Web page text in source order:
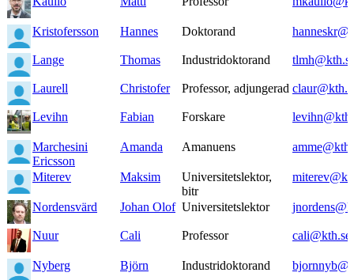
Kristofersson Hannes Doktorand
Lange Thomas Industridoktorand
Laurell Christofer Professor, adjungerad
Levihn Fabian Forskare
Marchesini
Ericsson
Amanda Amanuens
Miterev Maksim
Universitetslektor,
bitr
Nordensvärd Johan Olof Universitetslektor
Nuur Cali Professor cali@kth.se
Nyberg Björn Industridoktorand